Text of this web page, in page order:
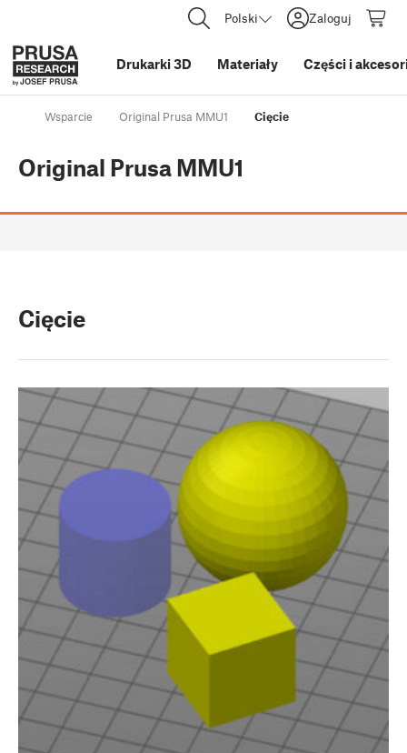
Polski Zaloguj
Drukarki 3D Materiały Części i
Wsparcie Original Prusa MMU1 Cięcie
Original Prusa MMU1
Cięcie